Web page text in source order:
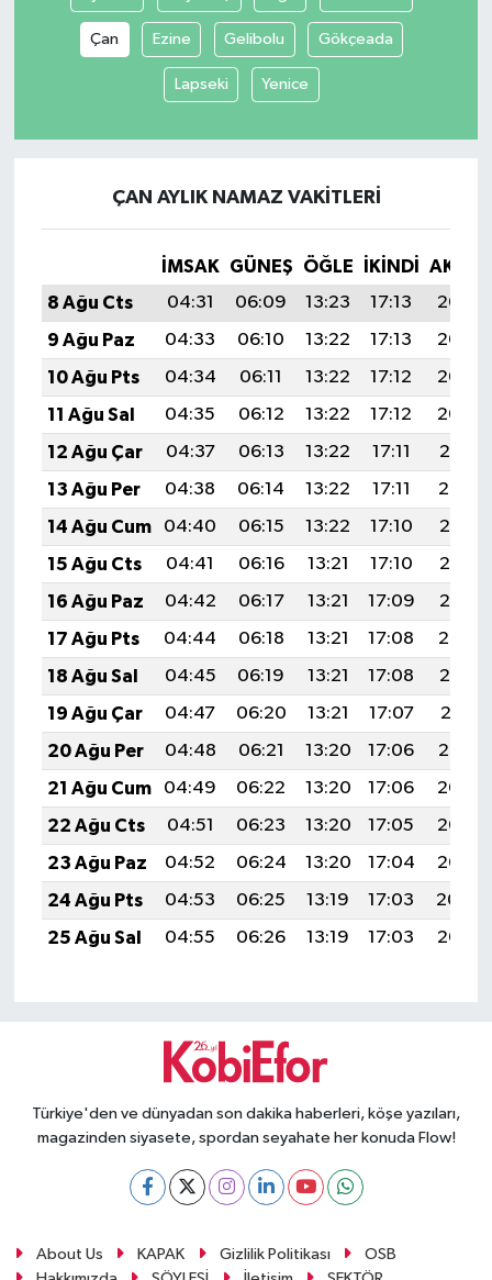
Çan Ezine Gelibolu Gökçeada
Lapseki Yenice
ÇAN AYLIK NAMAZ VAKITLERI
İMSAK GÜNEŞ ÖĞLE İKINDI
8 Ağu Cts
04:31 06:09 13:23 17:13
20:26
9 Ağu Paz
04:33 06:10 13:22 17:13
20:24
10 Ağu Pts
04:34 06:11 13:22 17:12
20:23
11 Ağu Sal
04:35 06:12 13:22 17:12
20:22
12 Ağu Çar
04:37 06:13 13:22 17:11
20:21
13 Ağu Per
04:38 06:14 13:22 17:11
20:19
14 Ağu Cum
04:40 06:15 13:22 17:10
20:18
15 Ağu Cts
04:41 06:16 13:21 17:10
20:17
16 Ağu Paz
04:42 06:17 13:21 17:09
20:15
17 Ağu Pts
04:44 06:18 13:21 17:08
20:14
18 Ağu Sal
04:45 06:19 13:21 17:08
20:13
19 Ağu Çar
04:47 06:20 13:21 17:07
20:11
20 Ağu Per
04:48 06:21 13:20 17:06
20:10
21 Ağu Cum
04:49 06:22 13:20 17:06
20:08
22 Ağu Cts
04:51 06:23 13:20 17:05
20:07
23 Ağu Paz
04:52 06:24 13:20 17:04
20:05
24 Ağu Pts
04:53 06:25 13:19 17:03
20:04
25 Ağu Sal
04:55 06:26 13:19 17:03 20:03
Türkiye'den ve dünyadan son dakika haberleri, köşe yazıları,
magazinden siyasete, spordan seyahate her konuda Flow!
About Us KAPAK Gizlilik Politikası
OSB